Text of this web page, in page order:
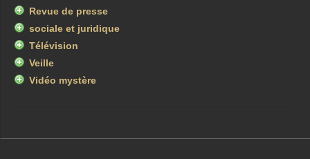
Revue de presse
sociale et juridique
Télévision
Veille
Vidéo mystère